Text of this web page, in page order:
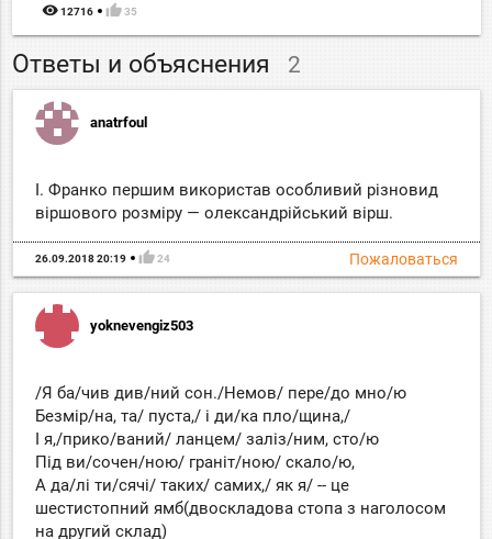
remove_red_eye 12716 thumb_up 35
Ответы и объяснения 2
anatrfoul
І. Франко першим використав особливий різновид
віршового розміру — олександрійський вірш.
Пожаловаться
26.09.2018 20:19 thumb_up 24
yoknevengiz503
/Я ба/чив див/ний сон./Немов/ пере/до мно/ю
Безмір/на, та/ пуста,/ і ди/ка пло/щина,/
І я,/прико/ваний/ ланцем/ заліз/ним, сто/ю
Під ви/сочен/ною/ граніт/ною/ скало/ю,
А да/лі ти/сячі/ таких/ самих,/ як я/ -- це
шестистопний ямб(двоскладова стопа з наголосом
на другий склад)